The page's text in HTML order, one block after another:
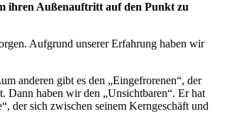
ihren Außenauftritt auf den Punkt zu
Aufgrund unserer Erfahrung haben wir
anderen gibt es den „Eingefrorenen“, der
Dann haben wir den „Unsichtbaren“. Er hat
der sich zwischen seinem Kerngeschäft und